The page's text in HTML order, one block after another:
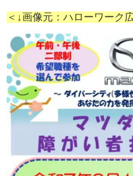
＜↓画像元：ハローワーク